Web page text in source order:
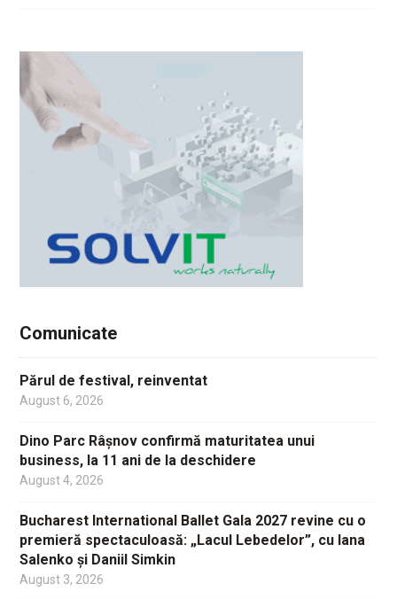
Comunicate
Părul de festival, reinventat
August 6, 2026
Dino Parc Râșnov confirmă maturitatea unui
business, la 11 ani de la deschidere
August 4, 2026
Bucharest International Ballet Gala 2027 revine cu o
premieră spectaculoasă: „Lacul Lebedelor”, cu Iana
Salenko și Daniil Simkin
August 3, 2026